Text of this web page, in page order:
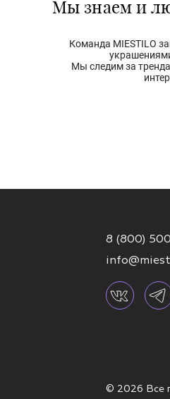
Мы знаем и
Команда MIESTILO
Мы следим за
8 (800)
© 2026 Все